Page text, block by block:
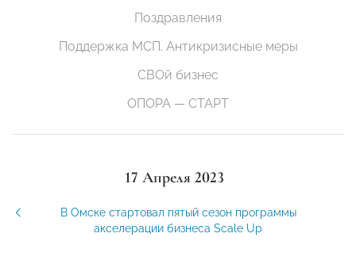
Поздравления
Поддержка МСП. Антикризисные меры
СВОй бизнес
ОПОРА — СТАРТ
17 Апреля 2023
В Омске стартовал пятый сезон программы
акселерации бизнеса Scale Up